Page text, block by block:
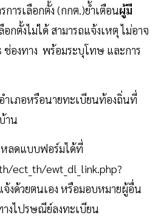
ารเลือกตั้ง (กกต.)ย้ำเตือนผู้มี
กตั้งไม่ได้ สามารถแจ้งเหตุ ไม่อาจ
ช่องทาง พร้อมระบุโทษ และการ
ำเภอหรือนายทะเบียนท้องถิ่นที่
าน
ลดแบบฟอร์มได้ที่
ect_th/ewt_dl_link.php?
จ้งด้วยตนเอง หรือมอบหมายผู้อื่น
งไปรษณีย์ลงทะเบียน